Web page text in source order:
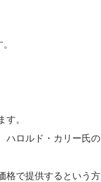
。
ハロルド・カリー氏の
格で提供するという方